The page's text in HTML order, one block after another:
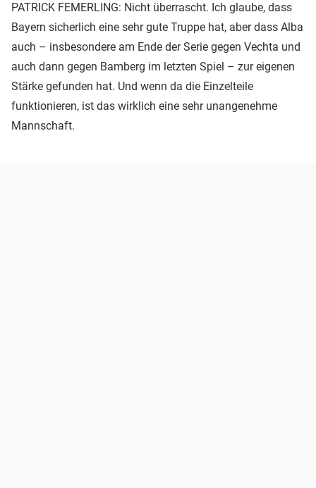
PATRICK FEMERLING: Nicht überrascht. Ich glaube, dass
Bayern sicherlich eine sehr gute Truppe hat, aber dass Alba
auch – insbesondere am Ende der Serie gegen Vechta und
auch dann gegen Bamberg im letzten Spiel – zur eigenen
Stärke gefunden hat. Und wenn da die Einzelteile
funktionieren, ist das wirklich eine sehr unangenehme
Mannschaft.